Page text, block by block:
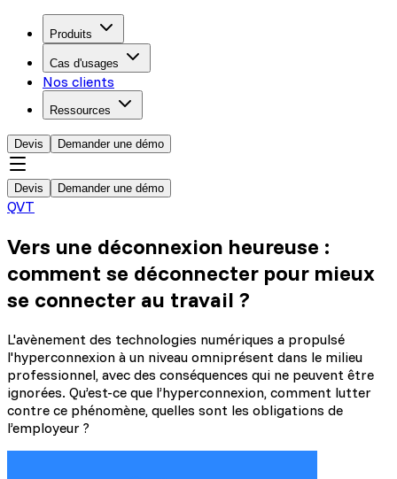
Produits
Cas d'usages
Nos clients
Ressources
Devis Demander une démo
Devis Demander une démo
QVT
Vers une déconnexion heureuse :
comment se déconnecter pour mieux
se connecter au travail ?
L'avènement des technologies numériques a propulsé
l'hyperconnexion à un niveau omniprésent dans le milieu
professionnel, avec des conséquences qui ne peuvent être
ignorées. Qu’est-ce que l’hyperconnexion, comment lutter
contre ce phénomène, quelles sont les obligations de
l’employeur ?